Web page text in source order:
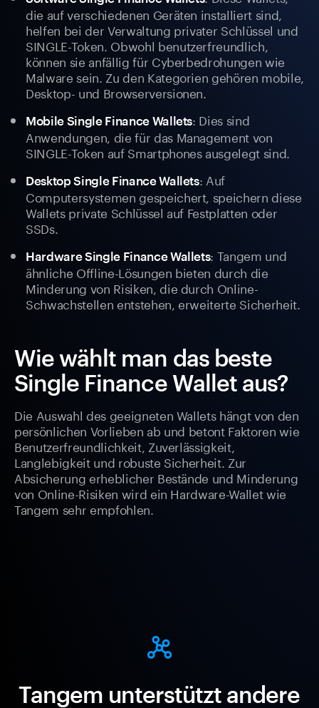
die auf verschiedenen Geräten installiert sind,
helfen bei der Verwaltung privater Schlüssel und
SINGLE-Token. Obwohl benutzerfreundlich,
können sie anfällig für Cyberbedrohungen wie
Malware sein. Zu den Kategorien gehören mobile,
Desktop- und Browserversionen.
Mobile Single Finance Wallets: Dies sind
Anwendungen, die für das Management von
SINGLE-Token auf Smartphones ausgelegt sind.
Desktop Single Finance Wallets: Auf
Computersystemen gespeichert, speichern diese
Wallets private Schlüssel auf Festplatten oder
SSDs.
Hardware Single Finance Wallets: Tangem und
ähnliche Offline-Lösungen bieten durch die
Minderung von Risiken, die durch Online-
Schwachstellen entstehen, erweiterte Sicherheit.
Wie wählt man das beste
Single Finance Wallet aus?
Die Auswahl des geeigneten Wallets hängt von den
persönlichen Vorlieben ab und betont Faktoren wie
Benutzerfreundlichkeit, Zuverlässigkeit,
Langlebigkeit und robuste Sicherheit. Zur
Absicherung erheblicher Bestände und Minderung
von Online-Risiken wird ein Hardware-Wallet wie
Tangem sehr empfohlen.
Tangem unterstützt andere